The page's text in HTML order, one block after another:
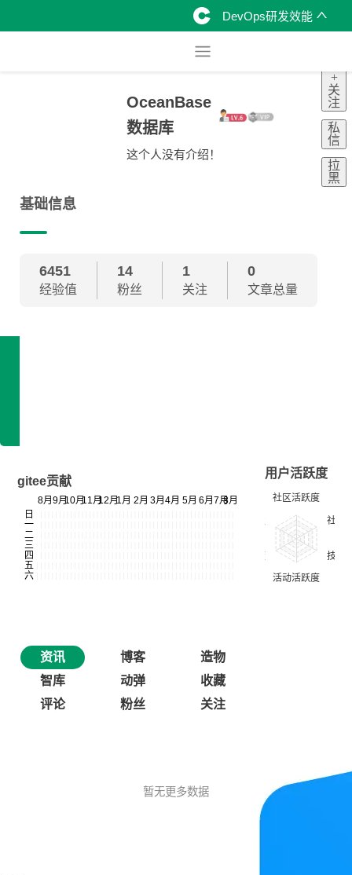
DevOps研发效能
OceanBase
数据库
这个人没有介绍！
+
关
注
私
信
拉
黑
基础信息
6451
经验值
14
粉丝
1
关注
0
文章总量
gitee贡献
用户活跃度
资讯 博客
造物
智库
动弹
收藏
评论
粉丝 关注
暂无更多数据